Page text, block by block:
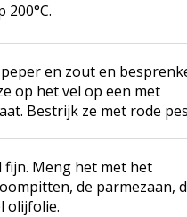
en zout en
op het vel op een met
Bestrijk ze met rode
Meng het met het
de parmezaan,
olijfolie.